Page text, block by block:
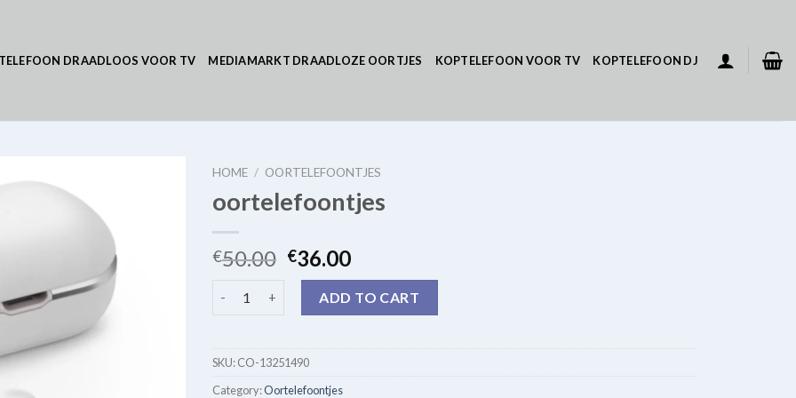
DRAADLOOS VOOR TV MEDIAMARKT DRAADLOZE OORTJES KOPTELEFOON VOOR TV KOPTELEFOON DJ
HOME / OORTELEFOONTJES
oortelefoontjes
€50.00 €36.00
ADD TO CART
SKU:CO-13251490
Category:Oortelefoontjes